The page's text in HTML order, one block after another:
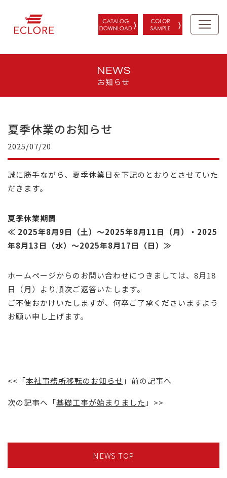
NEWS
お知らせ
夏季休業のお知らせ
2025/07/20
誠に勝手ながら、夏季休業日を下記のとおりとさせていた
だきます。
夏季休業期間
≪ 2025年8月9日（土）～2025年8月11日（月）・2025
年8月13日（水）～2025年8月17日（日）≫
ホームページからのお問い合わせにつきましては、8月18
日（月）より順次ご返答いたします。
ご不便おかけいたしますが、何卒ご了承くださいますよう
お願い申し上げます。
<<「本社事務所移転のお知らせ 」前の記事へ
次の記事へ「基礎工事が始まりました 」>>
NEWS TOP